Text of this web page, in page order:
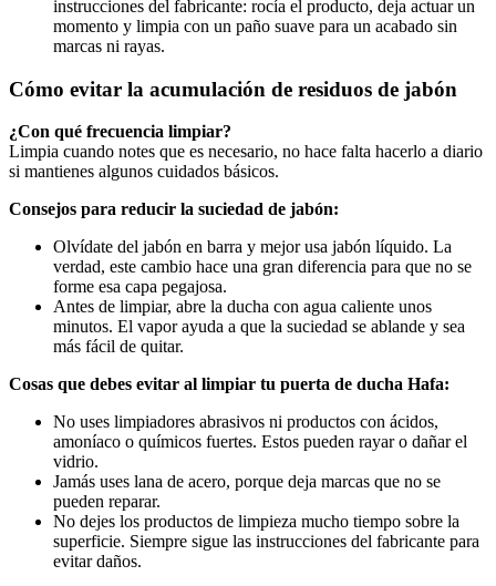
instrucciones del fabricante: rocía el producto, deja actuar un
momento y limpia con un paño suave para un acabado sin
marcas ni rayas.
Cómo evitar la acumulación de residuos de jabón
¿Con qué frecuencia limpiar?
Limpia cuando notes que es necesario, no hace falta hacerlo a diario
si mantienes algunos cuidados básicos.
Consejos para reducir la suciedad de jabón:
Olvídate del jabón en barra y mejor usa jabón líquido. La
verdad, este cambio hace una gran diferencia para que no se
forme esa capa pegajosa.
Antes de limpiar, abre la ducha con agua caliente unos
minutos. El vapor ayuda a que la suciedad se ablande y sea
más fácil de quitar.
Cosas que debes evitar al limpiar tu puerta de ducha Hafa:
No uses limpiadores abrasivos ni productos con ácidos,
amoníaco o químicos fuertes. Estos pueden rayar o dañar el
vidrio.
Jamás uses lana de acero, porque deja marcas que no se
pueden reparar.
No dejes los productos de limpieza mucho tiempo sobre la
superficie. Siempre sigue las instrucciones del fabricante para
evitar daños.